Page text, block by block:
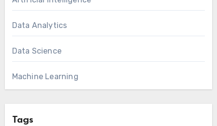
Data Analytics
Data Science
Machine Learning
Tags